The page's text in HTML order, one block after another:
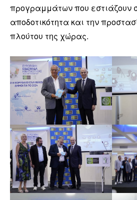
προγραμμάτων που εστιάζουν
αποδοτικότητα και την
πλούτου της χώρας.